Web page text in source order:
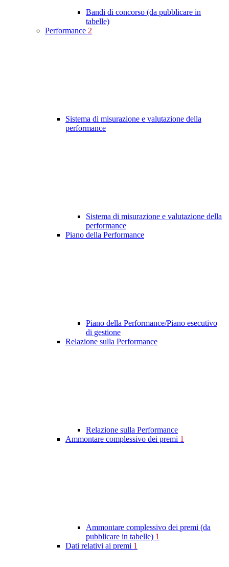
Bandi di concorso (da pubblicare in
tabelle)
Performance 2
Sistema di misurazione e valutazione della
performance
Sistema di misurazione e valutazione della
performance
Piano della Performance
Piano della Performance/Piano esecutivo
di gestione
Relazione sulla Performance
Relazione sulla Performance
Ammontare complessivo dei premi 1
Ammontare complessivo dei premi (da
pubblicare in tabelle) 1
Dati relativi ai premi 1